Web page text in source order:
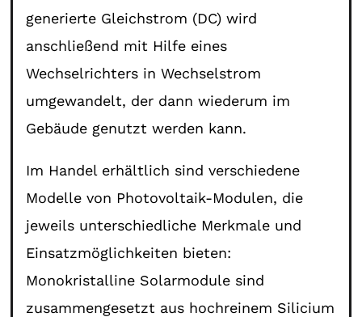
generierte Gleichstrom (DC) wird
anschließend mit Hilfe eines
Wechselrichters in Wechselstrom
umgewandelt, der dann wiederum im
Gebäude genutzt werden kann.
Im Handel erhältlich sind verschiedene
Modelle von Photovoltaik-Modulen, die
jeweils unterschiedliche Merkmale und
Einsatzmöglichkeiten bieten:
Monokristalline Solarmodule sind
zusammengesetzt aus hochreinem Silicium